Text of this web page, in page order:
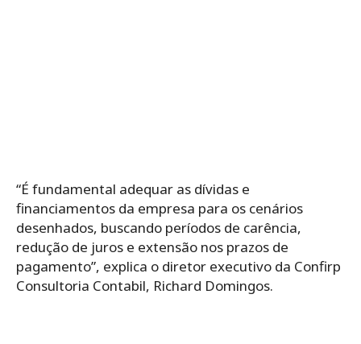
“É fundamental adequar as dívidas e
financiamentos da empresa para os cenários
desenhados, buscando períodos de carência,
redução de juros e extensão nos prazos de
pagamento”, explica o diretor executivo da Confirp
Consultoria Contabil, Richard Domingos.